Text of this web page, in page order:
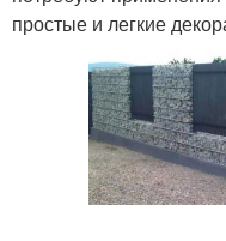
простые и легкие